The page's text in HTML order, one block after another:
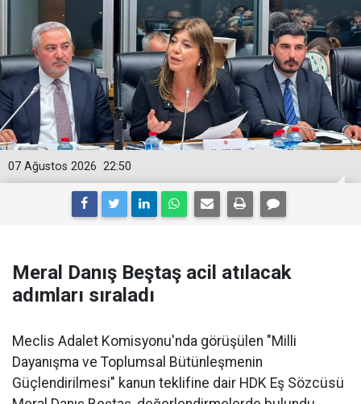
22:50
07 Ağustos 2026
Meral Danış Beştaş acil atılacak
adımları sıraladı
Meclis Adalet Komisyonu'nda görüşülen "Milli
Dayanışma ve Toplumsal Bütünleşmenin
Güçlendirilmesi" kanun teklifine dair HDK Eş Sözcüsü